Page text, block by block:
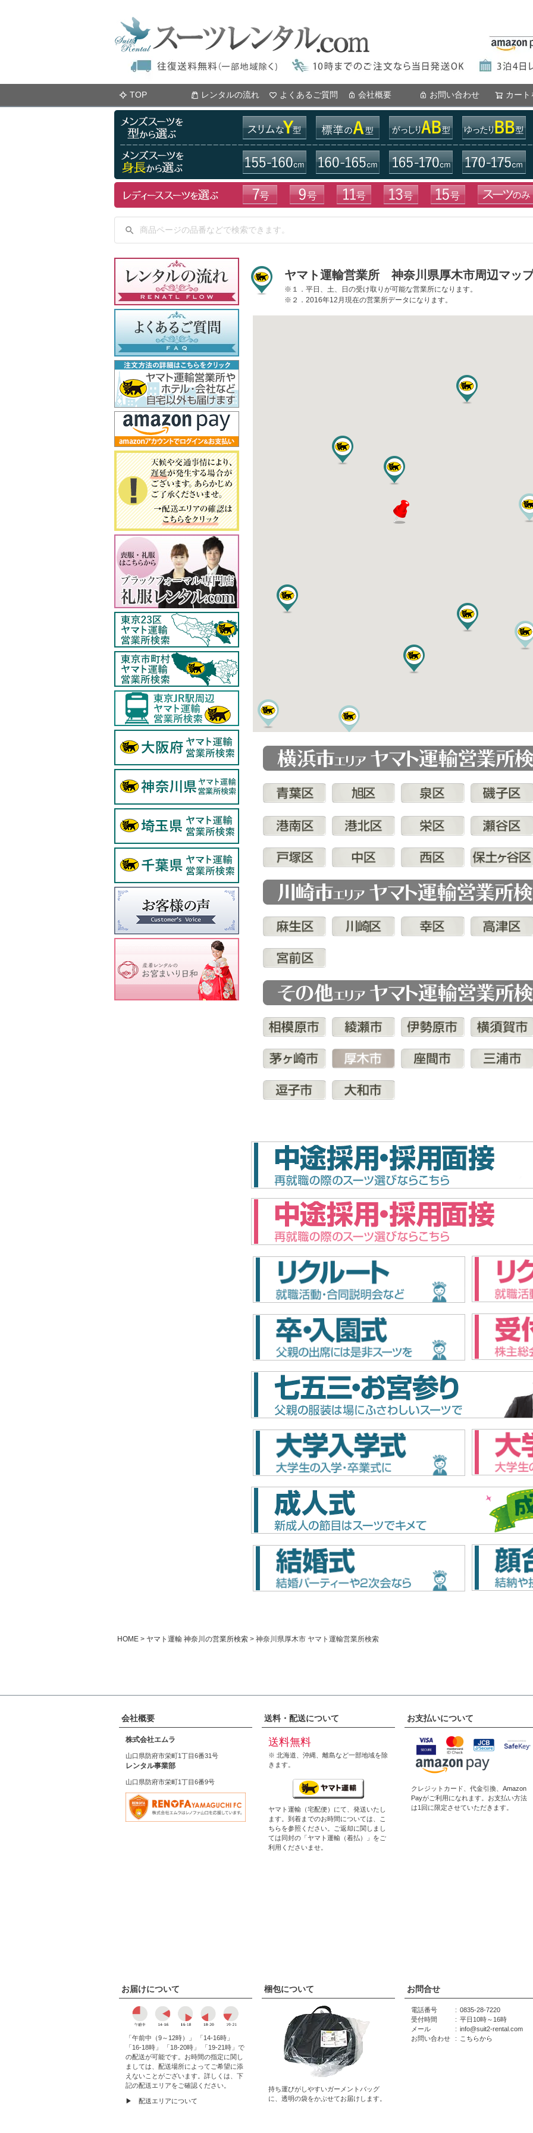
TOP レンタルの流れ よくあるご質問 会社概要 お問い合わせ カー
ヤマト運輸営業所 神奈川県厚木市周辺マッ
※１．平日、土、日の受け取りが可能な営業所になります。
※２．2016年12月現在の営業所データになります。
HOME ヤマト運輸 神奈川の営業所検索 神奈川県厚木市 ヤマト運輸営業所検索
会社概要
株式会社エムラ
山口県防府市栄町1丁目6番31号
レンタル事業部
山口県防府市栄町1丁目6番9号
送料・配送について
送料無料
※ 北海道、沖縄、離島など一部地域を除
きます。
ヤマト運輸（宅配便）にて、発送いたし
ます。到着までのお時間については、
こ
ちらを参照ください。ご返却に関しまし
ては同封の「ヤマト運輸（着払）」をご
利用くださいませ。
お支払いについて
クレジットカード、代金引換、Amazon
Payがご利用になれます。お支払い方法
は1回に限定させていただきます。
お届けについて
「午前中（9～12時）」 「14-16時」
「16-18時」 「18-20時」 「19-21時」で
の配送が可能です。お時間の指定に関し
ましては、配送場所によってご希望に添
えないことがございます。詳しくは、下
記の配送エリアをご確認ください。
▶ 配送エリアについて
梱包について
持ち運びがしやすいガーメントバッグ
に、透明の袋をかぶせてお届けします。
お問合せ
電話番号
0835-28-7220
受付時間
平日10時～16時
メール
info@suit2-rental.com
お問い合わせ
こちらから